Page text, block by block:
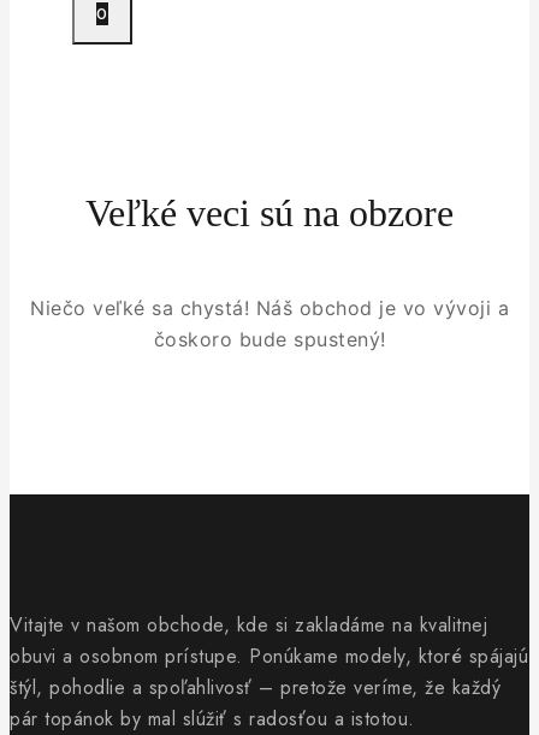
0
Veľké veci sú na obzore
Niečo veľké sa chystá! Náš obchod je vo vývoji a
čoskoro bude spustený!
Vitajte v našom obchode, kde si zakladáme na kvalitnej
obuvi a osobnom prístupe. Ponúkame modely, ktoré spájajú
štýl, pohodlie a spoľahlivosť – pretože veríme, že každý
pár topánok by mal slúžiť s radosťou a istotou.